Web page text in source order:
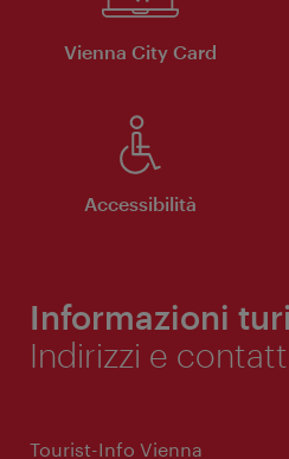
Vienna City Card
Accessibilità
Informazioni
Indirizzi e
Tourist-Info Vienna